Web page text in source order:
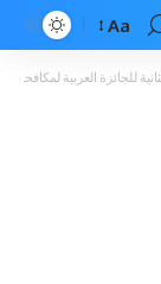
Font
Resizer
Aa
للجائزة العربية لمكافحة